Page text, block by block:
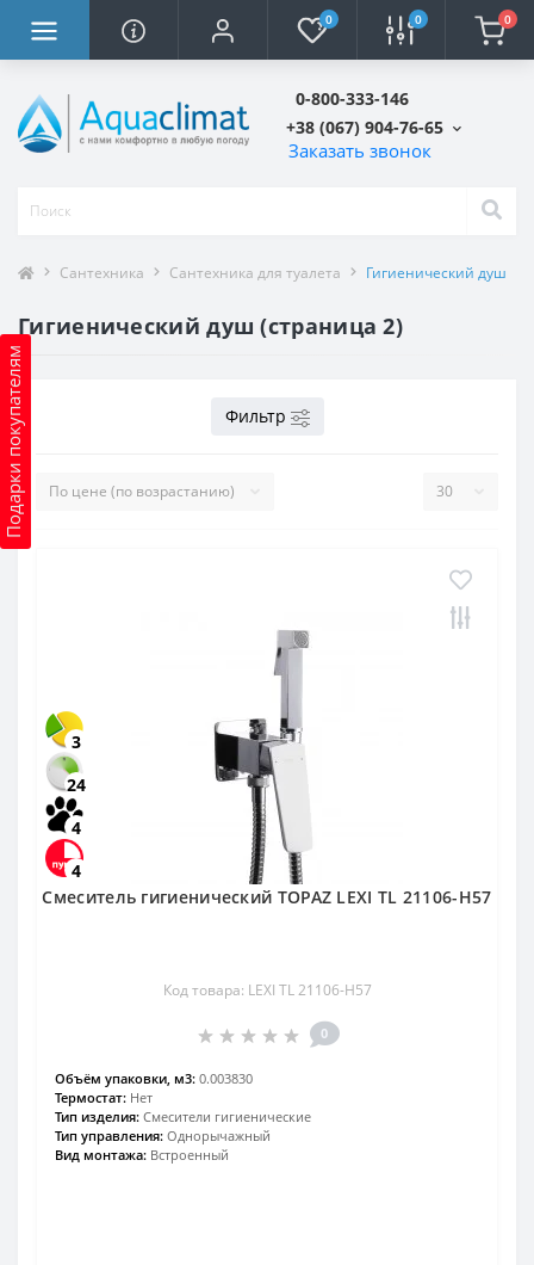
0 0 0
0-800-333-146
+38 (067) 904-76-65
Заказать звонок
Подарки покупателям
Сантехника Сантехника для туалета Гигиенический душ
Гигиенический душ (страница 2)
Фильтр
3
24
4
4
Смеситель гигиенический TOPAZ LEXI TL 21106-H57
Код товара: LEXI TL 21106-H57
0
Объём упаковки, м3: 0.003830
Термостат: Нет
Тип изделия: Смесители гигиенические
Тип управления: Однорычажный
Вид монтажа: Встроенный